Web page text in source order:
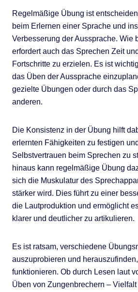
Regelmäßige Übung ist
beim Erlernen einer Sprache und
Verbesserung der Aussprache. Wie
erfordert auch das Sprechen Zeit
Fortschritte zu erzielen. Es ist
das Üben der Aussprache
gezielte Übungen oder durch das
anderen.
Die Konsistenz in der Übung hilft
erlernten Fähigkeiten zu festigen
Selbstvertrauen beim Sprechen zu
hinaus kann regelmäßige Übung
sich die Muskulatur des
stärker wird. Dies führt zu einer
die Lautproduktion und ermöglicht
klarer und deutlicher zu artikulieren.
Es ist ratsam, verschiedene
auszuprobieren und
funktionieren. Ob durch Lesen laut
Üben von Zungenbrechern –